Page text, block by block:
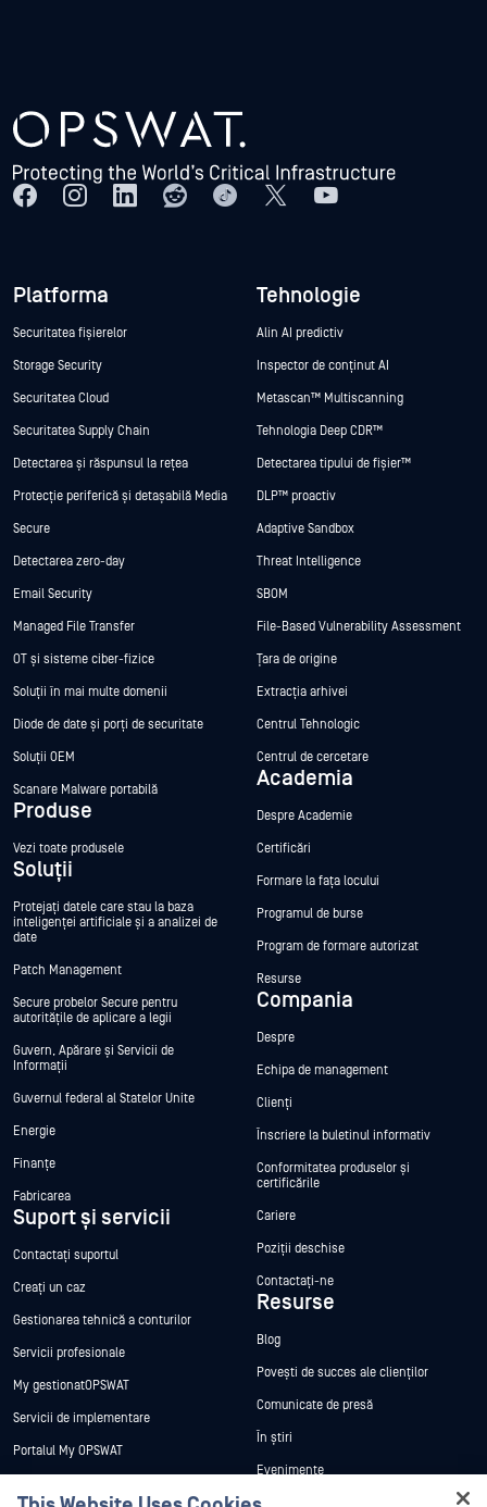
Platforma
Securitatea fișierelor
Storage Security
Securitatea Cloud
Securitatea Supply Chain
Detectarea și răspunsul la rețea
Protecție periferică și detașabilă Media
Secure
Detectarea zero-day
Email Security
Managed File Transfer
OT și sisteme ciber-fizice
Soluții în mai multe domenii
Diode de date și porți de securitate
Soluții OEM
Scanare Malware portabilă
Produse
Vezi toate produsele
Soluții
Protejați datele care stau la baza
inteligenței artificiale și a analizei de
date
Patch Management
Secure probelor Secure pentru
autoritățile de aplicare a legii
Guvern, Apărare și Servicii de
Informații
Guvernul federal al Statelor Unite
Energie
Finanțe
Fabricarea
Suport și servicii
Contactați suportul
Creați un caz
Gestionarea tehnică a conturilor
Servicii profesionale
My gestionatOPSWAT
Servicii de implementare
Portalul My OPSWAT
Tehnologie
Alin AI predictiv
Inspector de conținut AI
Metascan™ Multiscanning
Tehnologia Deep CDR™
Detectarea tipului de fișier™
DLP™ proactiv
Adaptive Sandbox
Threat Intelligence
SBOM
File-Based Vulnerability Assessment
Țara de origine
Extracția arhivei
Centrul Tehnologic
Centrul de cercetare
Academia
Despre Academie
Certificări
Formare la fața locului
Programul de burse
Program de formare autorizat
Resurse
Compania
Despre
Echipa de management
Clienți
Înscriere la buletinul informativ
Conformitatea produselor și
certificările
Cariere
Poziții deschise
Contactați-ne
Resurse
Blog
Povești de succes ale clienților
Comunicate de presă
În știri
Evenimente
Webinare